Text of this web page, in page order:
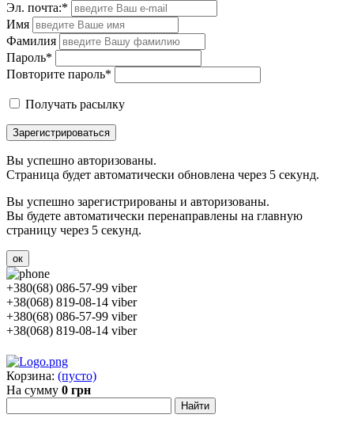
Эл. почта:*
Имя
Фамилия
Пароль*
Повторите пароль*
Получать расылку
Зарегистрироваться
Вы успешно авторизованы.
Страница будет автоматически обновлена через 5 секунд.
Вы успешно зарегистрированы и авторизованы.
Вы будете автоматически перенаправлены на главную
страницу через 5 секунд.
ок
+380(68) 086-57-99 viber
+38(068) 819-08-14 viber
+380(68) 086-57-99 viber
+38(068) 819-08-14 viber
Корзина: (пусто)
На сумму 0 грн